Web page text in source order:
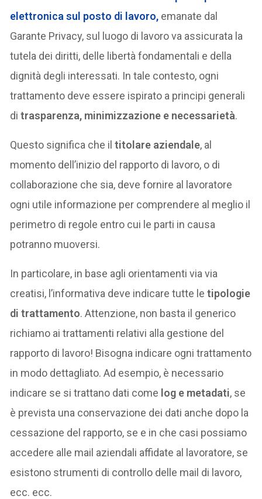
elettronica sul posto di lavoro, emanate dal
Garante Privacy, sul luogo di lavoro va assicurata la
tutela dei diritti, delle libertà fondamentali e della
dignità degli interessati. In tale contesto, ogni
trattamento deve essere ispirato a principi generali
ditrasparenza, minimizzazione e necessarietà.
Questo significa che iltitolare aziendale, al
momento dell’inizio del rapporto di lavoro, o di
collaborazione che sia, deve fornire al lavoratore
ogni utile informazione per comprendere al meglio il
perimetro di regole entro cui le parti in causa
potranno muoversi.
In particolare, in base agli orientamenti via via
creatisi, l’informativa deve indicare tutte letipologie
di trattamento. Attenzione, non basta il generico
richiamo ai trattamenti relativi alla gestione del
rapporto di lavoro! Bisogna indicare ogni trattamento
in modo dettagliato. Ad esempio, è necessario
indicare se si trattano dati come log e metadati, se
è prevista una conservazione dei dati anche dopo la
cessazione del rapporto, se e in che casi possiamo
accedere alle mail aziendali affidate al lavoratore, se
esistono strumenti di controllo delle mail di lavoro,
ecc. ecc.